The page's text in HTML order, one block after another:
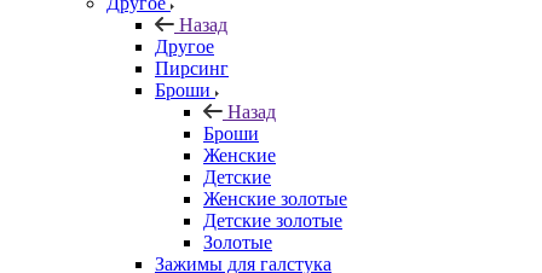
Назад
Другое
Пирсинг
Броши
Назад
Броши
Женские
Детские
Женские золотые
Детские золотые
Золотые
Зажимы для галстука